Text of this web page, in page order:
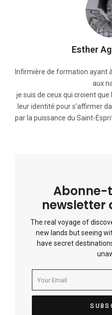
Esther
Infirmière de formation ayant
aux
je suis de ceux qui croient
leur identité pour s’affirmer
par la puissance du Saint-
Abonne-
newsletter
The real voyage of
new lands but seeing
have secret